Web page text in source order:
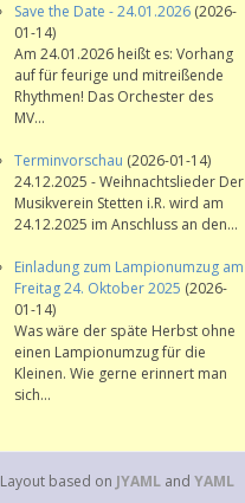
Save the Date - 24.01.2026 (2026-
01-14)
Am 24.01.2026 heißt es: Vorhang
auf für feurige und mitreißende
Rhythmen! Das Orchester des
MV...
Terminvorschau (2026-01-14)
24.12.2025 - Weihnachtslieder Der
Musikverein Stetten i.R. wird am
24.12.2025 im Anschluss an den...
Einladung zum Lampionumzug am
Freitag 24. Oktober 2025 (2026-
01-14)
Was wäre der späte Herbst ohne
einen Lampionumzug für die
Kleinen. Wie gerne erinnert man
sich...
Layout based on JYAML andYAML